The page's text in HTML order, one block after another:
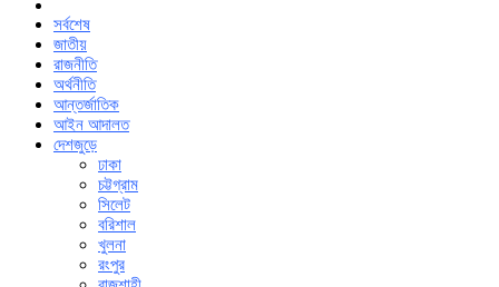
সর্বশেষ
জাতীয়
রাজনীতি
অর্থনীতি
আন্তর্জাতিক
আইন আদালত
দেশজুড়ে
ঢাকা
চট্টগ্রাম
সিলেট
বরিশাল
খুলনা
রংপুর